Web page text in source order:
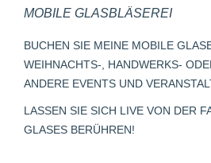
opens
in
new
window
opens
in
new
window
opens
in
new
window
page
opens
in
new
opens
in
new
window
MOBILE GLASBLÄSEREI
BUCHEN SIE MEINE MOBILE
WEIHNACHTS-, HANDWERKS-
ANDERE EVENTS UND
LASSEN SIE SICH LIVE VON DER
GLASES BERÜHREN!